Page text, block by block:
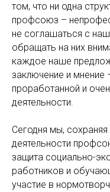
том, что ни одна
профсоюз –
не соглашаться с
обращать на них
каждое наше
заключение и мнение
проработанной и
деятельности.
Сегодня мы, сохраняя
деятельности
защита социально-
работников и
участие в